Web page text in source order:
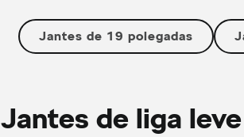
Jantes de 19 polegadas
Jantes de liga